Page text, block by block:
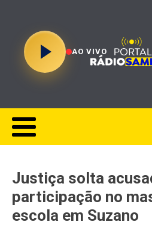
AO VIVO
Justiça solta
participação no
escola em Suzano